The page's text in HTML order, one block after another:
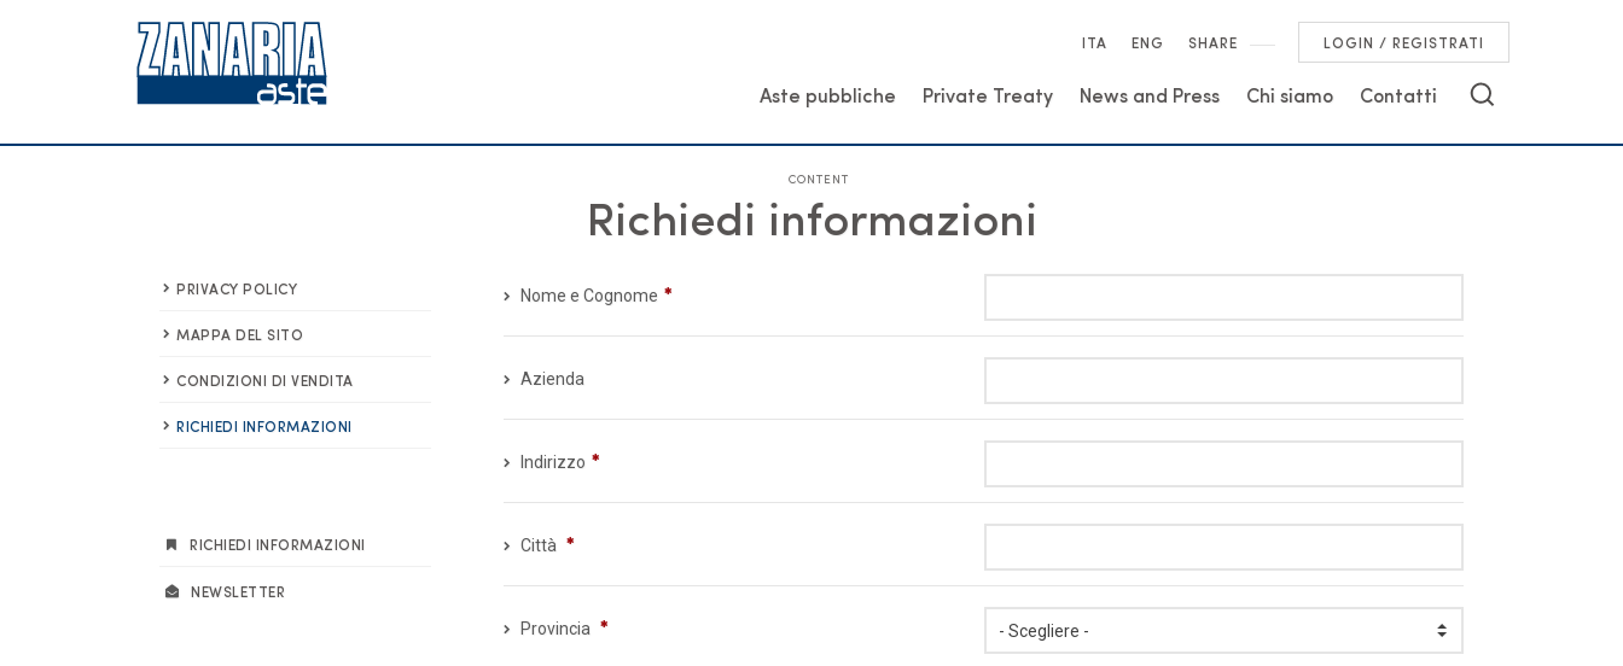
ITA ENG SHARE LOGIN / REGISTRATI
Aste pubbliche Private Treaty News and Press Chi siamo Contatti
CONTENT
Richiedi informazioni
PRIVACY POLICY
MAPPA DEL SITO
CONDIZIONI DI VENDITA
RICHIEDI INFORMAZIONI
RICHIEDI INFORMAZIONI
NEWSLETTER
Nome e Cognome
Azienda
Indirizzo
Città
Provincia